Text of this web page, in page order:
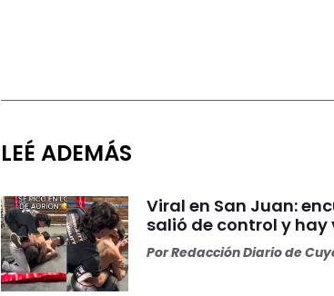
LEÉ ADEMÁS
Viral en San Juan:
salió de control y hay
PorRedacción Diario de